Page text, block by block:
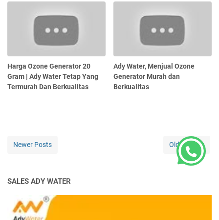
Harga Ozone Generator 20
Gram | Ady Water Tetap Yang
Termurah Dan Berkualitas
Ady Water, Menjual Ozone
Generator Murah dan
Berkualitas
Newer Posts Older Posts
SALES ADY WATER